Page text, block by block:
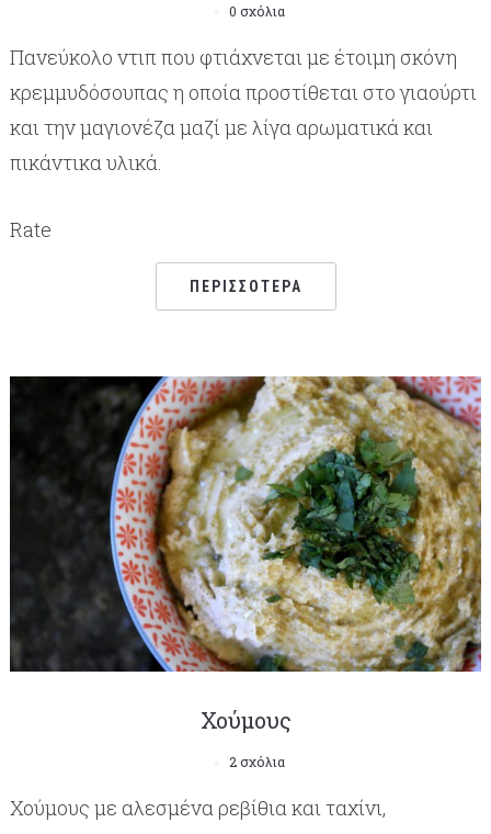
0 σχόλια
Πανεύκολο ντιπ που φτιάχνεται με έτοιμη σκόνη
κρεμμυδόσουπας η οποία προστίθεται στο γιαούρτι
και την μαγιονέζα μαζί με λίγα αρωματικά και
πικάντικα υλικά.
Rate
ΠΕΡΙΣΣΌΤΕΡΑ
Χούμους
2 σχόλια
Χούμους με αλεσμένα ρεβίθια και ταχίνι,